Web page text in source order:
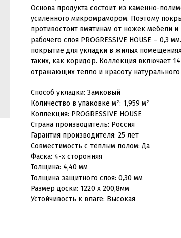
Основа продукта состоит из каменно-
усиленного микромрамором. Поэтому
противостоит вмятинам от ножек мебели
рабочего слоя PROGRESSIVE HOUSE – 0,3
покрытие для укладки в жилых
таких, как коридор. Коллекция включает
отражающих тепло и красоту
Способ укладки: Замковый
Количество в упаковке м²: 1,959 м²
Коллекция: PROGRESSIVE HOUSE
Страна производитель: Россия
Гарантия производителя: 25 лет
Совместимость с тёплым полом: Да
Фаска: 4-х сторонняя
Толщина: 4,40 мм
Толщина защитного слоя: 0,30 мм
Размер доски: 1220 x 200,8мм
Устойчивость к влаге: Высокая